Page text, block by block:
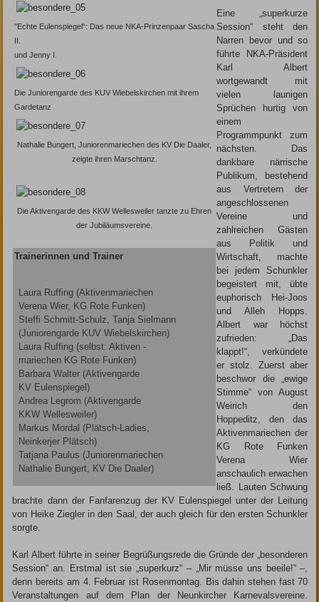
"Echte Eulenspiegel“: Das neue NKA-Prinzenpaar Sascha
II.
und Jenny I.
Die Juniorengarde des KUV Wiebelskirchen mit ihrem
Gardetanz
Nathalie Bungert, Juniorenmariechen des KV Die Daaler,
zeigte ihren Marschtanz.
Die Aktivengarde des KKW Wellesweiler tanzte zu Ehren
der Jubiläumsvereine.
Trainerinnen und Trainer
Laura Ruffing (Aktivenmariechen
Verena Wier, KG Rote Funken)
Steffi Schmitt-Schulz, Tanja Sielmann
(Juniorengarde KUV Wiebelskirchen)
Laura Ruffing (selbst: Aktiven -
mariechen KG Rote Funken)
Barbara Walter (Aktivengarde
KV Eulenspiegel)
Andrea Legrom (Aktivengarde
KKW Wellesweiler)
Markus Mordal (Plätsch-Ladies,
Neinkerjer Plätsch)
Tatjana Paulus (Juniorenmariechen
Nathalie Bungert, KV Die Daaler)
Eine „superkurze
Session“ steht den
Narren bevor und so
führte NKA-Präsident
Karl ­Albert
wortgewandt mit
vielen launigen
Sprüchen hurtig von
einem
Programmpunkt zum
nächsten. Das
dankbare närrische
Publikum, bestehend
aus Vertretern der
angeschlossenen
Vereine und
zahlreichen Gästen
aus Politik und
Wirtschaft, machte
bei jedem Schunkler
begeistert mit, übte
euphorisch Hei-Joos
und Alleh Hopps.
Albert war höchst
zufrieden: „Das
klappt!“, verkündete
er stolz. Zuerst aber
beschwor die „ewige
Stimme“ von August
Weirich den
Hoppeditz, den das
Aktivenmariechen der
KG ­Rote Funken
Verena Wier
anschaulich erwachen
ließ. Lauten Schwung
brachte dann der Fanfarenzug der KV Eulenspiegel unter der Leitung
von Heike Ziegler in den Saal, der auch gleich für den ersten Schunkler
sorgte.
Karl Albert führte in seiner Begrüßungsrede die Gründe der „besonderen
Session“ an. Erstmal ist sie „superkurz“ – „Mir müsse uns beeile!“ –,
denn bereits am 4. Februar ist Rosenmontag. Bis dahin stehen fast 70
Veranstaltungen auf dem Plan der Neunkircher Karnevalsvereine.